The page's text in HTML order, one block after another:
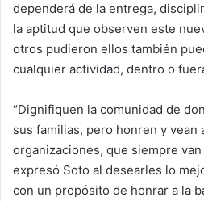
dependerá de la entrega,
la aptitud que observen este
otros pudieron ellos también
cualquier actividad, dentro o
“Dignifiquen la comunidad de
sus familias, pero honren y vean
organizaciones, que siempre
expresó Soto al desearles lo
con un propósito de honrar a la